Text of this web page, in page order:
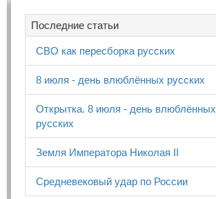
Последние статьи
СВО как пересборка русских
8 июля - день влюблённых русских
Открытка. 8 июля - день влюблённых
русских
Земля Императора Николая II
Средневековый удар по России